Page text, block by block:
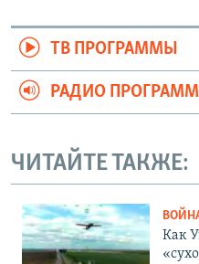
ТВ ПРОГРАММЫ
РАДИО
ЧИТАЙТЕ ТАКЖЕ:
Как